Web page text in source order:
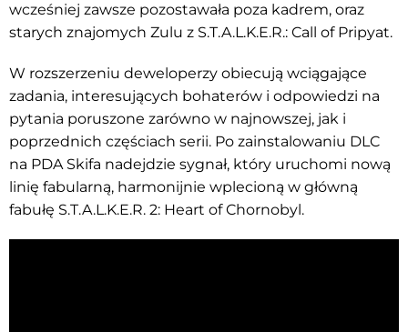
wcześniej zawsze pozostawała poza kadrem, oraz
starych znajomych Zulu z S.T.A.L.K.E.R.: Call of Pripyat.
W rozszerzeniu deweloperzy obiecują wciągające
zadania, interesujących bohaterów i odpowiedzi na
pytania poruszone zarówno w najnowszej, jak i
poprzednich częściach serii. Po zainstalowaniu DLC
na PDA Skifa nadejdzie sygnał, który uruchomi nową
linię fabularną, harmonijnie wplecioną w główną
fabułę S.T.A.L.K.E.R. 2: Heart of Chornobyl.